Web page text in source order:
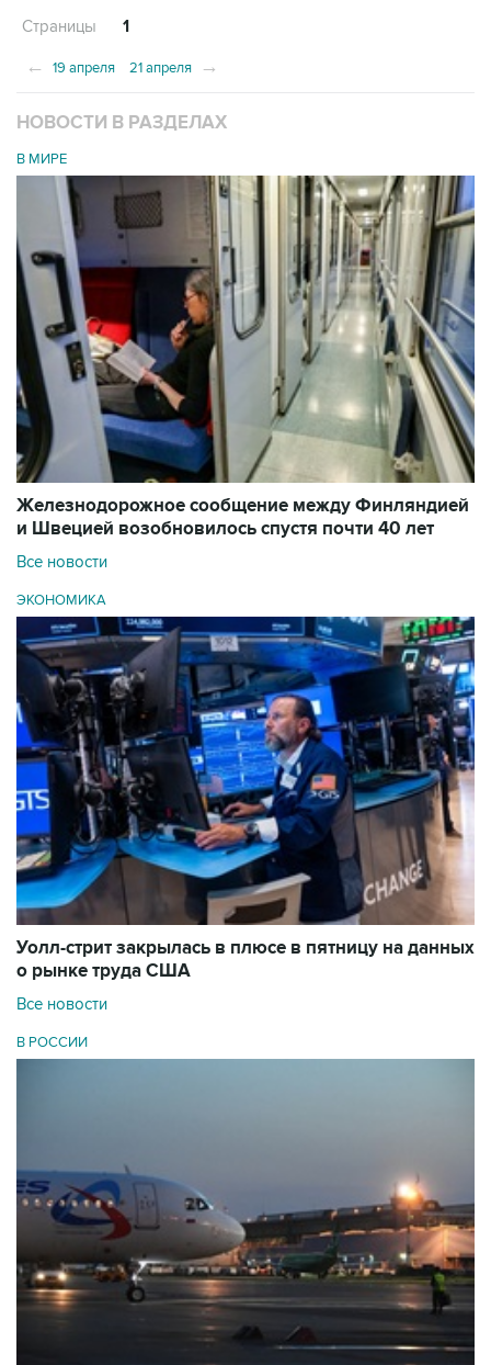
Страницы 1
← 19 апреля 21 апреля →
НОВОСТИ В РАЗДЕЛАХ
В МИРЕ
Железнодорожное сообщение между Финляндией
и Швецией возобновилось спустя почти 40 лет
Все новости
ЭКОНОМИКА
Уолл-стрит закрылась в плюсе в пятницу на данных
о рынке труда США
Все новости
В РОССИИ